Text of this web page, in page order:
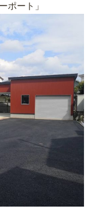
ポート」